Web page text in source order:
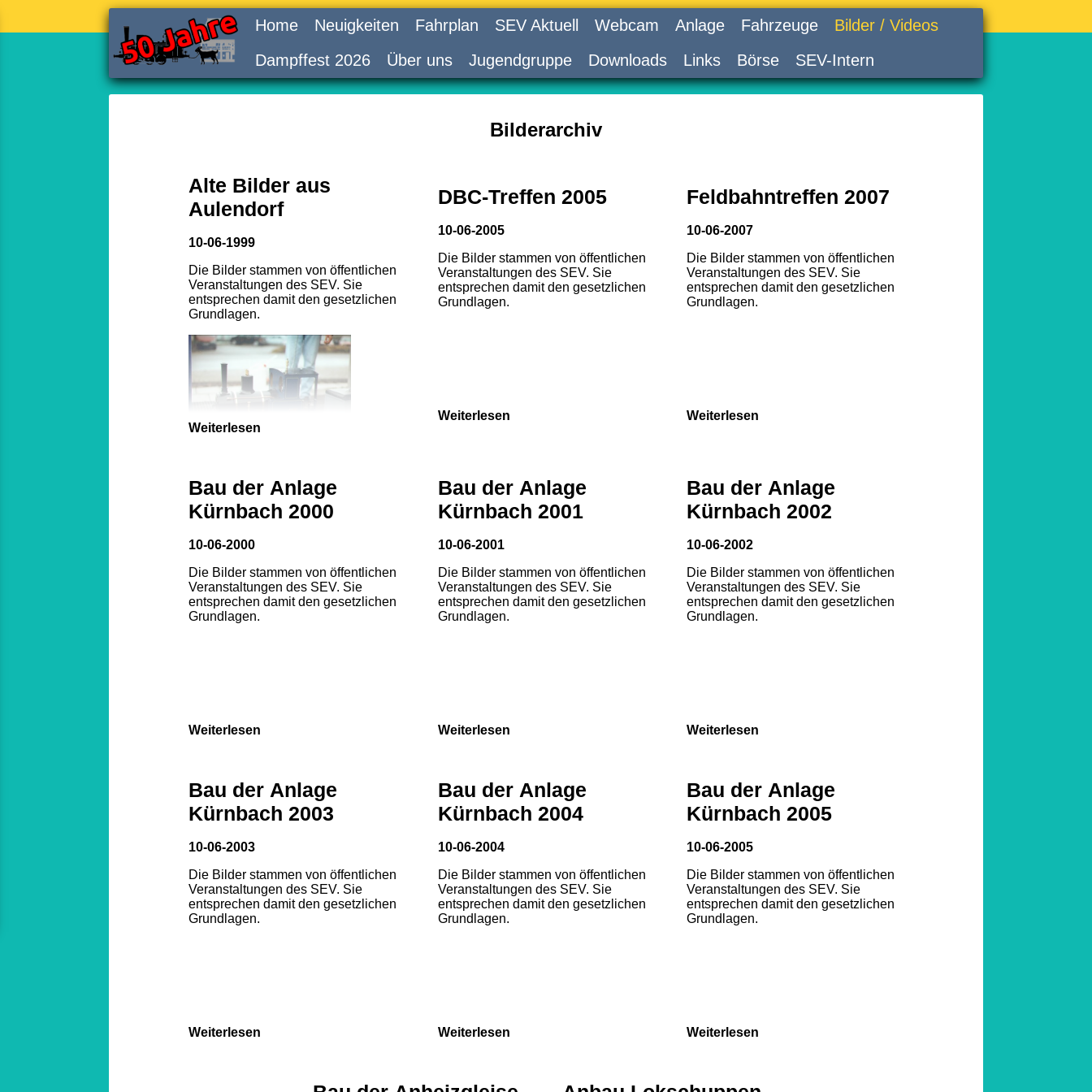
Home Neuigkeiten Fahrplan SEV Aktuell Webcam Anlage Fahrzeuge
Bilder / Videos
Dampffest 2026
Über uns Jugendgruppe Downloads Links Börse SEV-Intern
Bilderarchiv
Alte Bilder aus
Aulendorf
10-06-1999
Die Bilder stammen von öffentlichen
Veranstaltungen des SEV. Sie
entsprechen damit den gesetzlichen
Grundlagen.
Weiterlesen
DBC-Treffen 2005
10-06-2005
Die Bilder stammen von öffentlichen
Veranstaltungen des SEV. Sie
entsprechen damit den gesetzlichen
Grundlagen.
Weiterlesen
Feldbahntreffen 2007
10-06-2007
Die Bilder stammen von öffentlichen
Veranstaltungen des SEV. Sie
entsprechen damit den gesetzlichen
Grundlagen.
Weiterlesen
Bau der Anlage
Kürnbach 2000
10-06-2000
Die Bilder stammen von öffentlichen
Veranstaltungen des SEV. Sie
entsprechen damit den gesetzlichen
Grundlagen.
Weiterlesen
Bau der Anlage
Kürnbach 2001
10-06-2001
Die Bilder stammen von öffentlichen
Veranstaltungen des SEV. Sie
entsprechen damit den gesetzlichen
Grundlagen.
Weiterlesen
Bau der Anlage
Kürnbach 2002
10-06-2002
Die Bilder stammen von öffentlichen
Veranstaltungen des SEV. Sie
entsprechen damit den gesetzlichen
Grundlagen.
2 3
Weiterlesen
Bau der Anlage
Kürnbach 2003
10-06-2003
Die Bilder stammen von öffentlichen
Veranstaltungen des SEV. Sie
entsprechen damit den gesetzlichen
Grundlagen.
Weiterlesen
Bau der Anlage
Kürnbach 2004
10-06-2004
Die Bilder stammen von öffentlichen
Veranstaltungen des SEV. Sie
entsprechen damit den gesetzlichen
Grundlagen.
Weiterlesen
Bau der Anlage
Kürnbach 2005
10-06-2005
Die Bilder stammen von öffentlichen
Veranstaltungen des SEV. Sie
entsprechen damit den gesetzlichen
Grundlagen.
Weiterlesen